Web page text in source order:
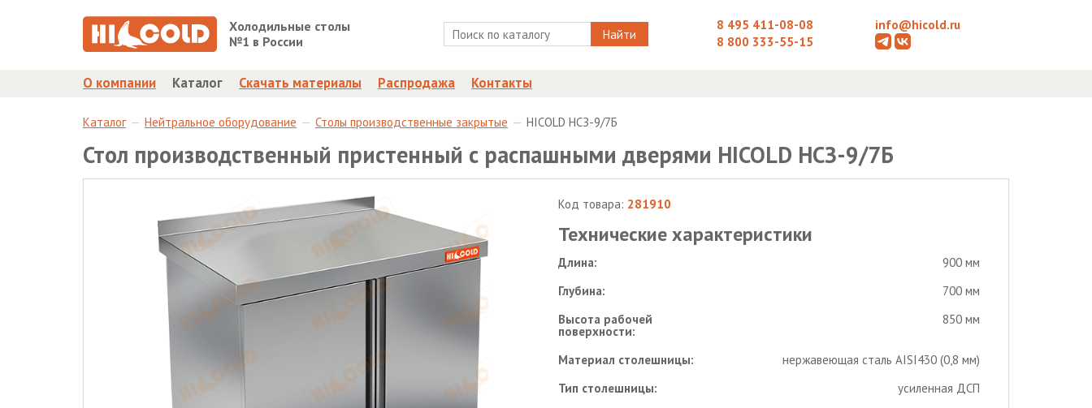
Холодильные столы
№1 в России
Найти
8 495 411-08-08
8 800 333-55-15
info@hicold.ru
О компании Каталог Скачать материалы Распродажа Контакты
Каталог Нейтральное оборудование Столы производственные закрытые HICOLD НСЗ-9/7Б
Стол производственный пристенный с распашными дверями HICOLD НСЗ-9/7Б
Код товара: 281910
Технические характеристики
Длина:
900 мм
Глубина:
700 мм
Высота рабочей
поверхности:
850 мм
Материал столешницы:
нержавеющая сталь AISI430 (0,8 мм)
Тип столешницы:
усиленная ДСП